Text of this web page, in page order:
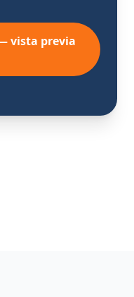
vista previa